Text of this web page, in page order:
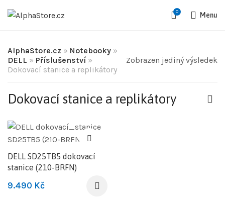
0 Menu
AlphaStore.cz » Notebooky »
DELL » Příslušenství»
Dokovací stanice a replikátory
Zobrazen jediný výsledek
Dokovací stanice a replikátory
DELL SD25TB5 dokovací
stanice (210-BRFN)
9.490 Kč